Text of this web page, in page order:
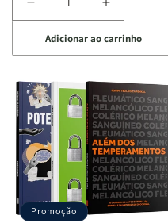
Diminuir
a
quantidade
de
Raizes
da
Alma
|
O
Vício
Agradar
Aumentar
a
quantidade
de
Raizes
da
Alma
|
O
Vício
de
Agradar
Adicionar ao carrinho
Promoção